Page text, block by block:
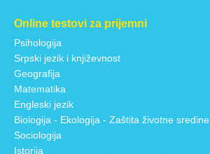
Online testovi za prijemni
Psihologija
Srpski jezik i književnost
Geografija
Matematika
Engleski jezik
Biologija - Ekologija - Zaštita životne sredine
Sociologija
Istorija